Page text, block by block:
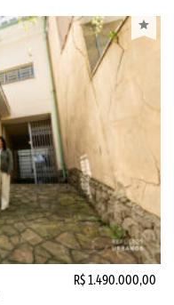
R$ 1.490.000,00